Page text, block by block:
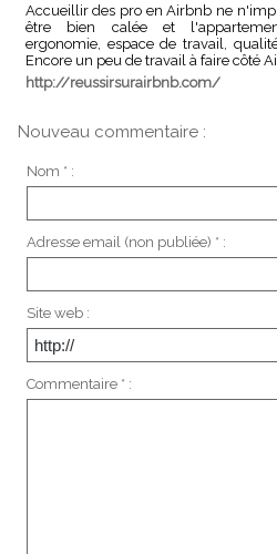
Accueillir des pro en Airbnb ne
être bien calée et
ergonomie, espace de travail,
Encore un peu de travail à faire côté
http://reussirsurairbnb.com/
Nouveau commentaire :
Nom * :
Adresse email (non publiée) * :
Site web :
Commentaire * :